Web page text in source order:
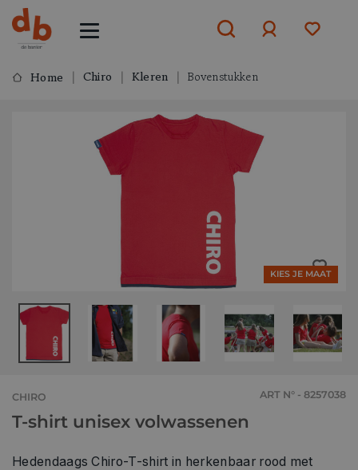
Home Chiro Kleren Bovenstukken
KIES JE MAAT
CHIRO ART N° - 8257038
T-shirt unisex volwassenen
Hedendaags Chiro-T-shirt in herkenbaar rood met